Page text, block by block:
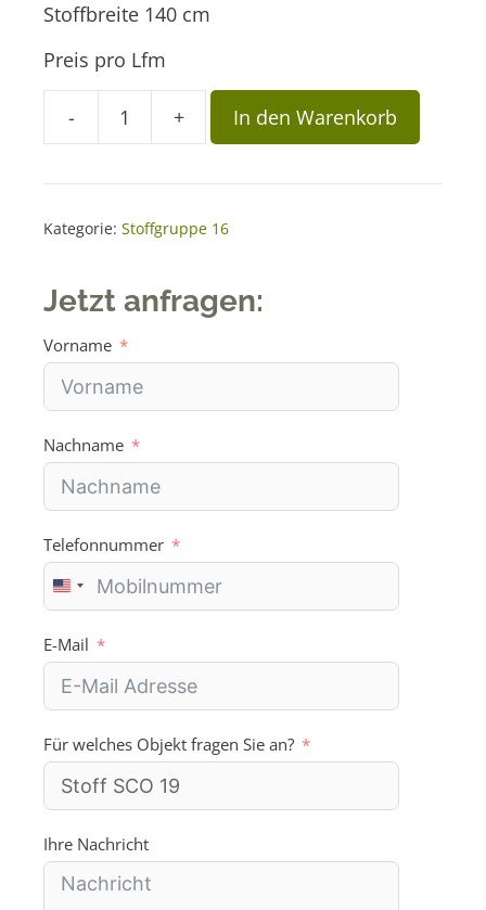
Stoffbreite 140 cm
Preis pro Lfm
-
Stoff
19
Menge
+ In den Warenkorb
e
r
t
i
v
Kategorie: Stoffgruppe 16
Jetzt anfragen:
Vorname
Nachname
Telefonnummer
U
n
i
t
e
d
t
a
t
s
+
1
E-Mail
Für welches Objekt fragen Sie an?
Ihre Nachricht